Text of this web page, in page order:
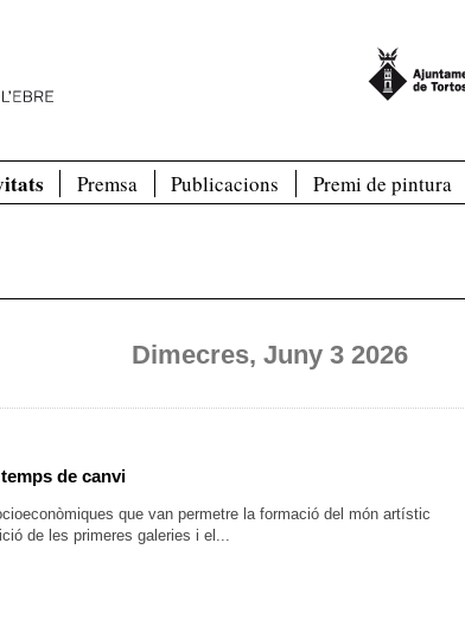
Premsa Publicacions Premi de pintura
Dimecres, Juny 3 2026
de canvi
que van permetre la formació del món artístic
de les primeres galeries i el...